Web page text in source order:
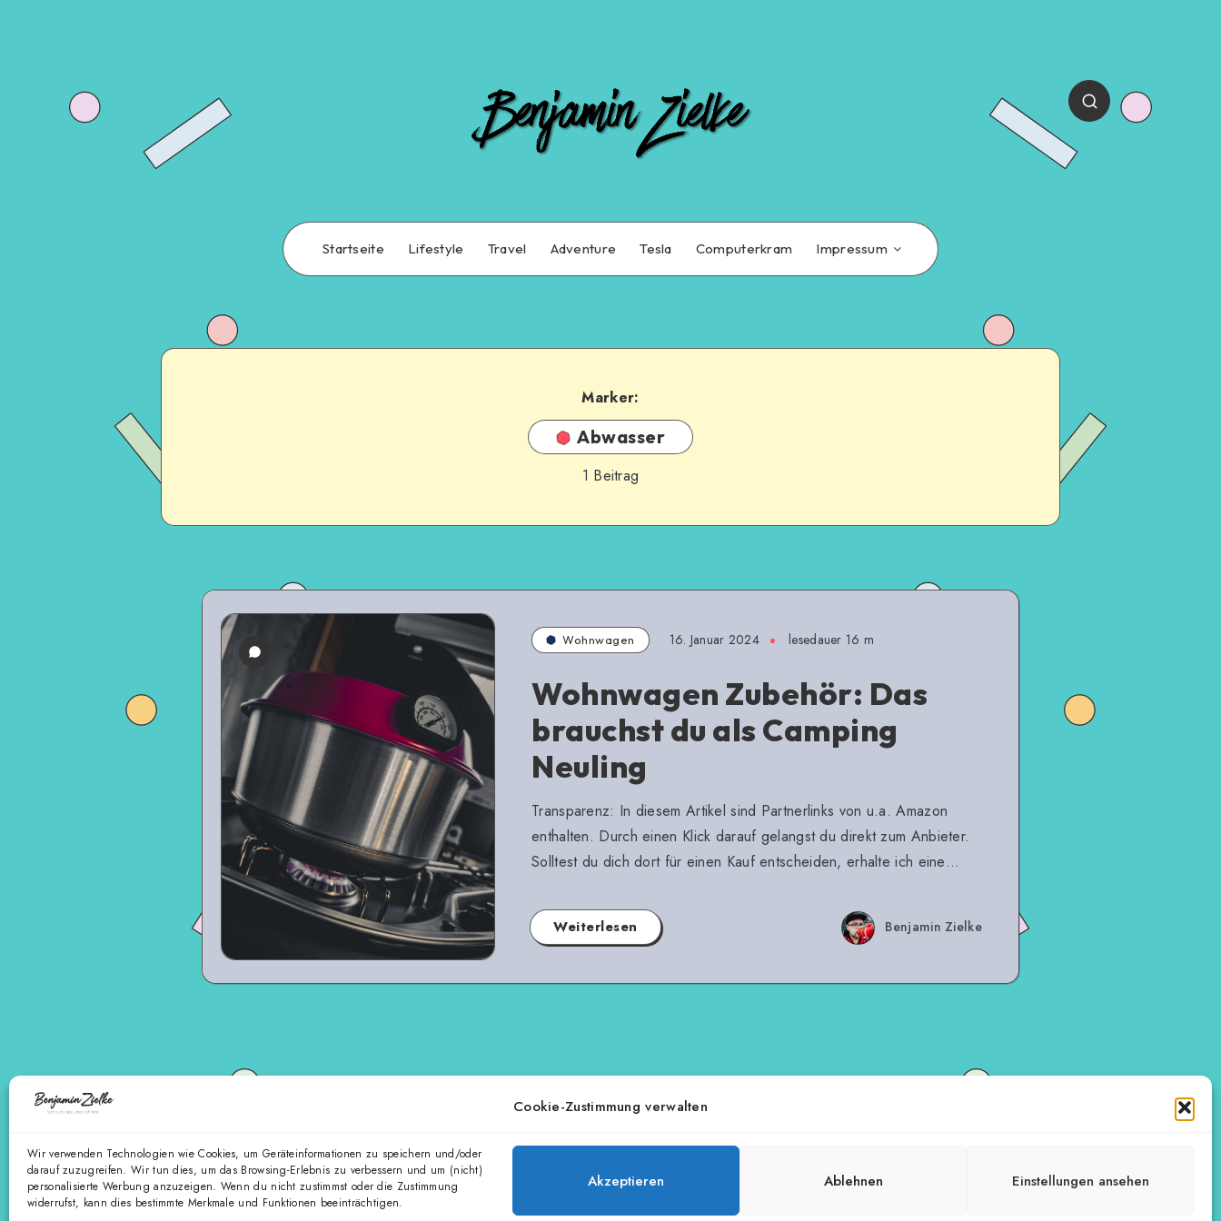
Cookie-Zustimmung verwalten
Wir verwenden Technologien wie Cookies, um Geräteinformationen zu speichern und/oder
darauf zuzugreifen. Wir tun dies, um das Browsing-Erlebnis zu verbessern und um (nicht)
personalisierte Werbung anzuzeigen. Wenn du nicht zustimmst oder die Zustimmung
widerrufst, kann dies bestimmte Merkmale und Funktionen beeinträchtigen.
Akzeptieren Ablehnen Einstellungen ansehen
Startseite Lifestyle Travel Adventure Tesla Computerkram Impressum
Marker:
Abwasser
1 Beitrag
Wohnwagen 16. Januar 2024 lesedauer 16 m
Wohnwagen Zubehör: Das
brauchst du als Camping
Neuling
Transparenz: In diesem Artikel sind Partnerlinks von u.a. Amazon
enthalten. Durch einen Klick darauf gelangst du direkt zum Anbieter.
Solltest du dich dort für einen Kauf entscheiden, erhalte ich ei­ne…
Weiterlesen Benjamin Zielke